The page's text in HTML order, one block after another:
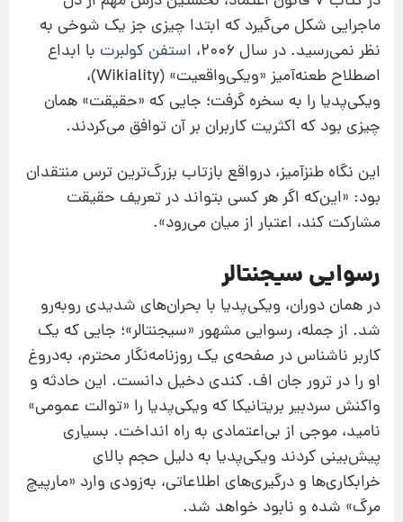
ماجرایی شکل می‌گیرد که ابتدا چیزی جز یک شوخی به
نظر نمی‌رسید. در سال ۲۰۰۶،
استفن کولبرت با ابداع
اصطلاح طعنه‌آمیز «ویکی‌واقعیت» (Wikiality)،
ویکی‌پدیا را به سخره گرفت؛ جایی که «حقیقت» همان
چیزی بود که اکثریت کاربران بر آن توافق می‌کردند.
این نگاه طنزآمیز، درواقع بازتاب بزرگ‌ترین ترس منتقدان
بود: «این‌که اگر هر کسی بتواند در تعریف حقیقت
مشارکت کند، اعتبار از میان می‌رود».
رسوایی سیجنتالر
در همان دوران، ویکی‌پدیا با بحران‌های شدیدی روبه‌رو
شد. از جمله، رسوایی مشهور «سیجنتالر»؛ جایی که یک
کاربر ناشناس در صفحه‌ی یک روزنامه‌نگار محترم، به‌دروغ
او را در ترور جان اف. کندی دخیل دانست. این حادثه و
واکنش سردبیر بریتانیکا که ویکی‌پدیا را «توالت عمومی»
نامید، موجی از بی‌اعتمادی به راه انداخت. بسیاری
پیش‌بینی کردند ویکی‌پدیا به دلیل حجم بالای
خرابکاری‌ها و درگیری‌های اطلاعاتی، به‌زودی وارد «مارپیچ
مرگ» شده و نابود خواهد شد.